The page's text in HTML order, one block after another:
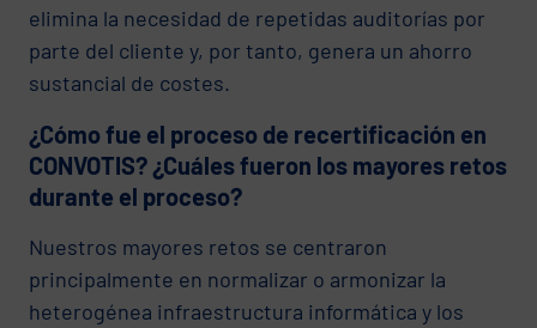
elimina la necesidad de repetidas auditorías por
parte del cliente y, por tanto, genera un ahorro
sustancial de costes.
¿Cómo fue el proceso de recertificación en
CONVOTIS? ¿Cuáles fueron los mayores retos
durante el proceso?
Nuestros mayores retos se centraron
principalmente en normalizar o armonizar la
heterogénea infraestructura informática y los